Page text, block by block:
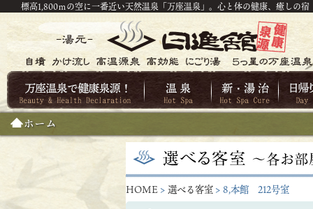
標高1,800ｍの空に一番近い天然温泉「万座温泉」。心と体の健康、癒しの宿
ホーム
HOME > 選べる客室 > 8,本館 212号室